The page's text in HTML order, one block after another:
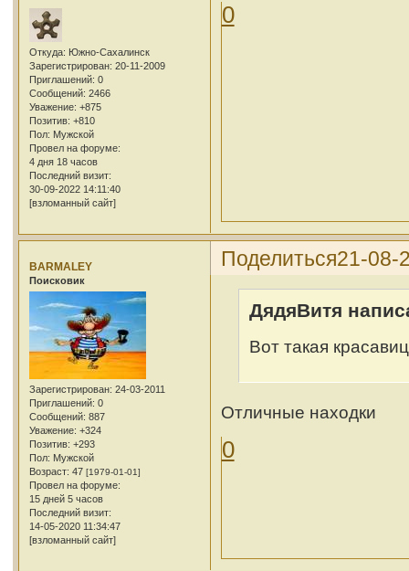
Откуда: Южно-Сахалинск
Зарегистрирован: 20-11-2009
Приглашений: 0
Сообщений: 2466
Уважение: +875
Позитив: +810
Пол: Мужской
Провел на форуме:
4 дня 18 часов
Последний визит:
30-09-2022 14:11:40
[взломанный сайт]
0
Поделиться21-08-
BARMALEY
Поисковик
Зарегистрирован: 24-03-2011
Приглашений: 0
Сообщений: 887
Уважение: +324
Позитив: +293
Пол: Мужской
Возраст: 47 [1979-01-01]
Провел на форуме:
15 дней 5 часов
Последний визит:
14-05-2020 11:34:47
[взломанный сайт]
ДядяВитя
Вот такая
Отличные находки
0